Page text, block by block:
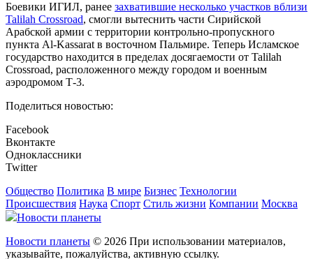
Боевики ИГИЛ, ранее захватившие несколько участков вблизи
Talilah Crossroad, смогли вытеснить части Сирийской
Арабской армии с территории контрольно-пропускного
пункта Al-Kassarat в восточном Пальмире. Теперь Исламское
государство находится в пределах досягаемости от Talilah
Crossroad, расположенного между городом и военным
аэродромом Т-3.
Поделиться новостью:
Facebook
Вконтакте
Одноклассники
Twitter
Общество Политика В мире Бизнес Технологии
Происшествия Наука Спорт Стиль жизни Компании Москва
Новости планеты
Новости планеты © 2026 При использовании материалов,
указывайте, пожалуйства, активную ссылку.